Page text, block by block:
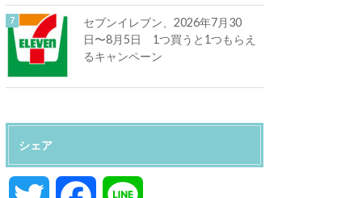
セブンイレブン、2026年7月30
日〜8月5日 1つ買うと1つもらえ
るキャンペーン
シェア